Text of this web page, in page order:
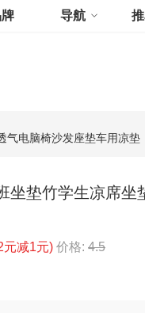
导航
气电脑椅沙发座垫车用凉垫
坐垫竹学生凉席坐
元减1元) 价格: 4.5